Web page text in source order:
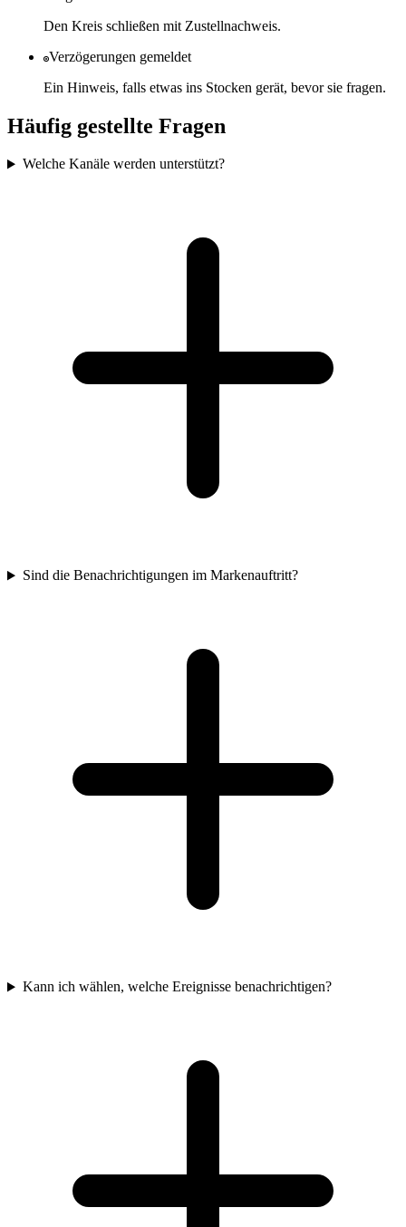
Den Kreis schließen mit Zustellnachweis.
Verzögerungen gemeldet
Ein Hinweis, falls etwas ins Stocken gerät, bevor sie fragen.
Häufig gestellte Fragen
Welche Kanäle werden unterstützt?
Sind die Benachrichtigungen im Markenauftritt?
Kann ich wählen, welche Ereignisse benachrichtigen?